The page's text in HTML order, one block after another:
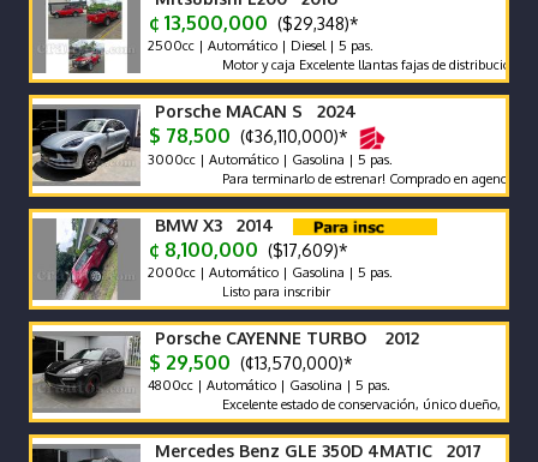
¢ 13,500,000 ($29,348)*
2500cc | Automático | Diesel | 5 pas.
Motor y caja Excelente llantas fajas de distribución y
Porsche MACAN S 2024
$ 78,500 (¢36,110,000)*
3000cc | Automático | Gasolina | 5 pas.
Para terminarlo de estrenar! Comprado en agencia,
BMW X3 2014
¢ 8,100,000 ($17,609)*
2000cc | Automático | Gasolina | 5 pas.
Listo para inscribir
Porsche CAYENNE TURBO 2012
$ 29,500 (¢13,570,000)*
4800cc | Automático | Gasolina | 5 pas.
Excelente estado de conservación, único dueño, muy
Mercedes Benz GLE 350D 4MATIC 2017